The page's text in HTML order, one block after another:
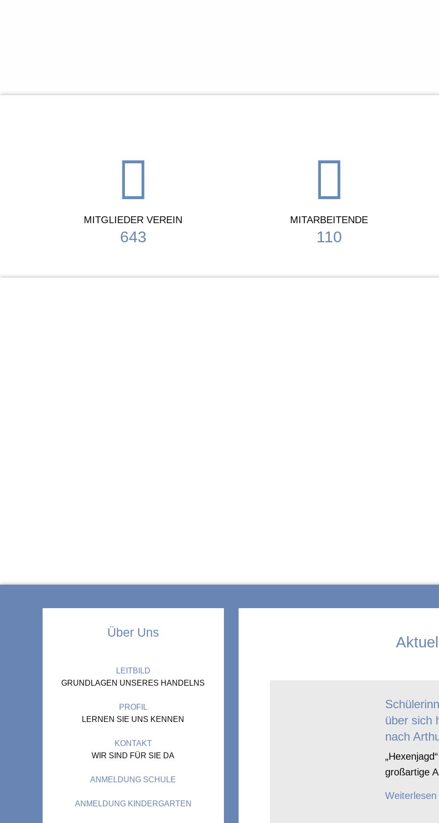
MITGLIEDER VEREIN
643
MITARBEITENDE
110
Über Uns
LEITBILD
GRUNDLAGEN UNSERES HANDELNS
PROFIL
LERNEN SIE UNS KENNEN
KONTAKT
WIR SIND FÜR SIE DA
ANMELDUNG SCHULE
ANMELDUNG KINDERGARTEN
über sich
nach
großartige
Weiterlesen